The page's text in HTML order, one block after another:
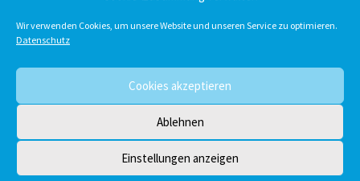
Wir verwenden Cookies, um unsere Website und unseren Service zu optimieren.
Datenschutz
Cookies akzeptieren
Ablehnen
Einstellungen anzeigen
Facebook Twitter
© 2026 Wenholthausen